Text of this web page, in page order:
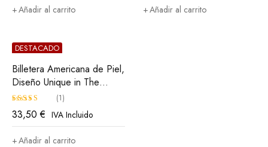
Añadir al carrito Añadir al carrito
DESTACADO
Billetera Americana de Piel,
Diseño Unique in The
World, Athletic Club Bilbao
Valorado
con5.00
de 5
(1)
33,50€ IVA Incluido
Añadir al carrito